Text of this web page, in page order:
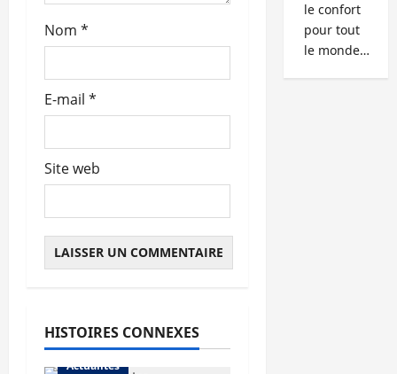
l
Nom *
E-mail *
Site web
HISTOIRES CONNEXES
Actualités
le confort
pour tout
le monde…